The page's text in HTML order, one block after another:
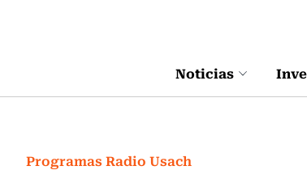
Noticias
Programas Radio Usach